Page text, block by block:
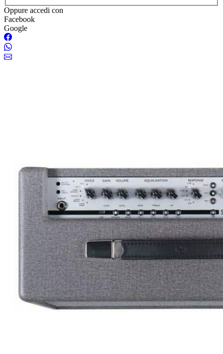
Oppure accedi con
Facebook
Google